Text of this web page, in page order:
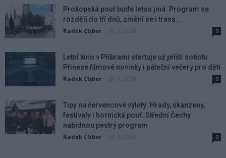
Prokopská pouť bude letos jiná. Program se
rozdělí do tří dnů, změní se i trasa...
Radek Ctibor 0
Letní kino v Příbrami startuje už příští sobotu.
Přinese filmové novinky i páteční večery pro děti
Radek Ctibor 0
Tipy na červencové výlety: Hrady, skanzeny,
festivaly i hornická pouť. Střední Čechy
nabídnou pestrý program
Radek Ctibor 0